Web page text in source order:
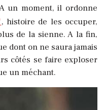
un moment, il ordonne
, histoire de les occuper,
de la sienne. A la fin,
dont on ne saura jamais
côtés se faire exploser
un méchant.